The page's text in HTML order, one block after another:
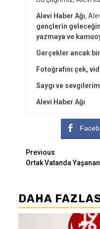
Alevi Haber Ağı,
gençlerin
yazmaya ve
Gerçekler ancak
Fotoğrafını çek,
Saygı ve
Alevi Haber Ağı
Continue
Reading
Previous
Ortak Vatanda
DAHA